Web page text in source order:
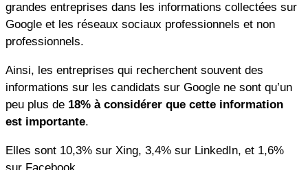
grandes entreprises dans les informations collectées sur
Google et les réseaux sociaux professionnels et non
professionnels.
Ainsi, les entreprises qui recherchent souvent des
informations sur les candidats sur Google ne sont qu’un
peu plus de 18% à considérer que cette information
est importante.
Elles sont 10,3% sur Xing, 3,4% sur LinkedIn, et 1,6%